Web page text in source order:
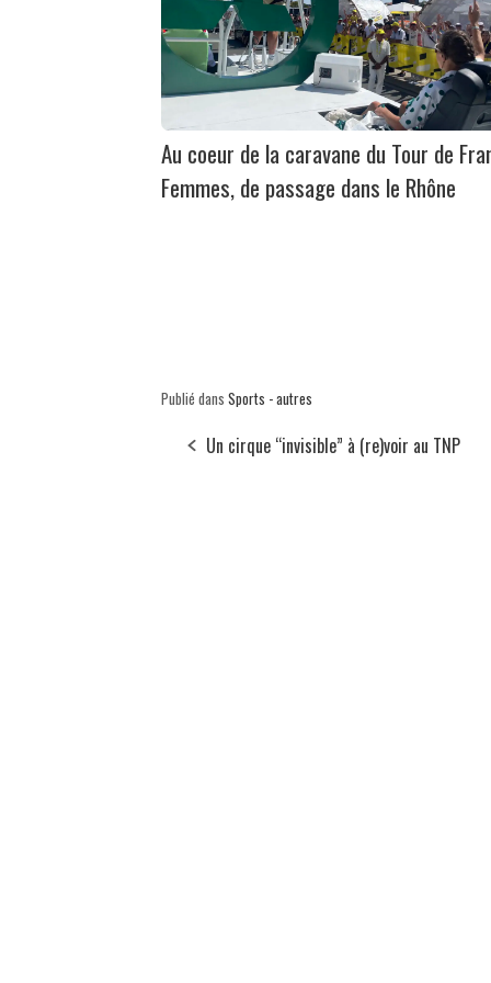
Au coeur de la caravane du Tour de
Femmes, de passage dans le Rhône
Publié dans Sports - autres
Un cirque “invisible” à (re)voir au TNP